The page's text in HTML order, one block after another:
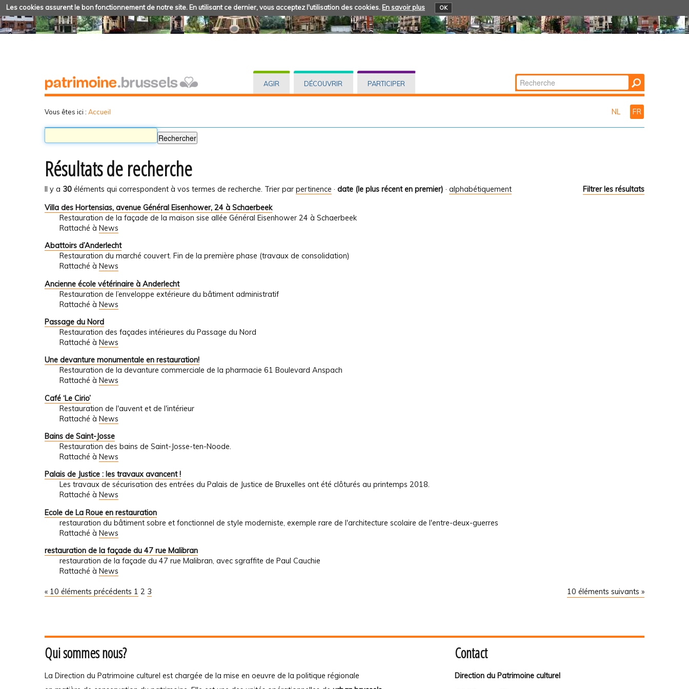
Les cookies assurent le bon fonctionnement de notre site. En utilisant ce dernier, vous acceptez l'utilisation des cookies. En savoir plus OK
AGIR DÉCOUVRIR PARTICIPER Chercher par
Recherche
Vous êtes ici : Accueil NL FR
Résultats de recherche
Il y a 30 éléments qui correspondent à vos termes de recherche. Filtrer les résultats
Trier par pertinence · date (le plus récent en premier) · alphabétiquement
Villa des Hortensias, avenue Général Eisenhower, 24 à Schaerbeek
Restauration de la façade de la maison sise allée Général Eisenhower 24 à Schaerbeek
Rattaché à News
Abattoirs d’Anderlecht
Restauration du marché couvert. Fin de la première phase (travaux de consolidation)
Rattaché à News
Ancienne école vétérinaire à Anderlecht
Restauration de l’enveloppe extérieure du bâtiment administratif
Rattaché à News
Passage du Nord
Restauration des façades intérieures du Passage du Nord
Rattaché à News
Une devanture monumentale en restauration!
Restauration de la devanture commerciale de la pharmacie 61 Boulevard Anspach
Rattaché à News
Café ‘Le Cirio’
Restauration de l'auvent et de l'intérieur
Rattaché à News
Bains de Saint-Josse
Restauration des bains de Saint-Josse-ten-Noode.
Rattaché à News
Palais de Justice : les travaux avancent !
Les travaux de sécurisation des entrées du Palais de Justice de Bruxelles ont été clôturés au printemps 2018.
Rattaché à News
Ecole de La Roue en restauration
restauration du bâtiment sobre et fonctionnel de style moderniste, exemple rare de l'architecture scolaire de l'entre-deux-guerres
Rattaché à News
restauration de la façade du 47 rue Malibran
restauration de la façade du 47 rue Malibran, avec sgraffite de Paul Cauchie
Rattaché à News
« 10 éléments précédents 10 éléments suivants »
1 2 3
Qui sommes nous?
La Direction du Patrimoine culturel est chargée de la mise en oeuvre de la politique régionale
Contact
Direction du Patrimoine culturel